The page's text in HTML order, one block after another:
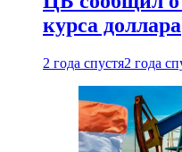
курса доллара
2 года спустя2 года